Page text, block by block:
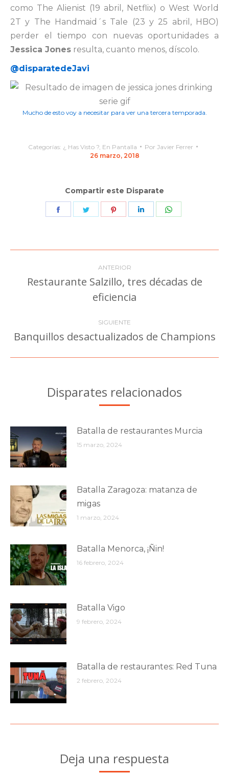
como The Alienist (19 abril, Netflix) o West World
2T y The Handmaid´s Tale (23 y 25 abril, HBO)
perder el tiempo con nuevas oportunidades a
Jessica Jones resulta, cuanto menos, díscolo.
@disparatedeJavi
Mucho de esto voy a necesitar para ver una tercera temporada.
Categorías: ¿ Has Visto ? En Pantalla Por Javier Ferrer
26 marzo, 2018
Compartir este Disparate
Share
Share
Share
Share
Navegación
entre
publicaciones
ANTERIOR
Restaurante Salzillo, tres décadas de
eficiencia
SIGUIENTE
Publicación
Banquillos desactualizados de Champions
Disparates relacionados
Batalla de restaurantes Murcia
15 marzo, 2024
Batalla Zaragoza: matanza de
migas
1 marzo, 2024
Batalla Menorca, ¡Ñin!
16 febrero, 2024
Batalla Vigo
9 febrero, 2024
Batalla de restaurantes: Red Tuna
2 febrero, 2024
Deja una respuesta